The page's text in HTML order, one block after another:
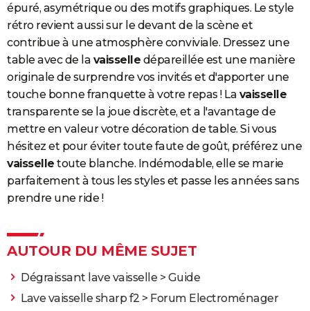
épuré, asymétrique ou des motifs graphiques. Le style
rétro revient aussi sur le devant de la scène et
contribue à une atmosphère conviviale. Dressez une
table avec de la vaisselle dépareillée est une manière
originale de surprendre vos invités et d'apporter une
touche bonne franquette à votre repas ! La vaisselle
transparente se la joue discrète, et a l'avantage de
mettre en valeur votre décoration de table. Si vous
hésitez et pour éviter toute faute de goût, préférez une
vaisselle toute blanche. Indémodable, elle se marie
parfaitement à tous les styles et passe les années sans
prendre une ride !
AUTOUR DU MÊME SUJET
Dégraissant lave vaisselle > Guide
Lave vaisselle sharp f2 > Forum Electroménager